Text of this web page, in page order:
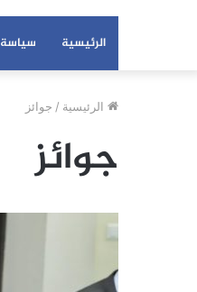
الرئيسية سياسة
الرئيسية / جوائز
جوائز